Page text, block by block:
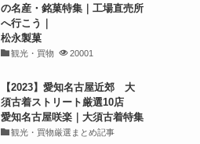
の名産・銘菓特集｜工場直売所
へ行こう｜
松永製菓
観光・買物 20001
【2023】愛知名古屋近郊 大
須古着ストリート厳選10店
愛知名古屋咲楽｜大須古着特集
観光・買物厳選まとめ記事